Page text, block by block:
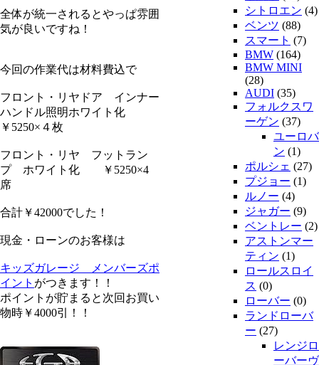
全体が統一されるとやっぱ雰囲
気が良いですね！
今回の作業代は材料費込で
フロント・リヤドア インナー
ハンドル照明ホワイト化
￥5250×４枚
フロント・リヤ フットラン
プ ホワイト化 ￥5250×4
席
合計￥42000でした！
現金・ローンのお客様は
キッズガレージ メンバーズポ
イント がつきます！！
ポイントが貯まると次回お買い
物時￥4000引！！
シトロエン (4)
ベンツ (88)
スマート (7)
BMW (164)
BMW MINI
(28)
AUDI (35)
フォルクスワ
ーゲン (37)
ユーロバ
ン (1)
ポルシェ (27)
プジョー (1)
ルノー (4)
ジャガー (9)
ベントレー (2)
アストンマー
ティン (1)
ロールスロイ
ス (0)
ローバー (0)
ランドローバ
ー (27)
レンジロ
ーバーヴ